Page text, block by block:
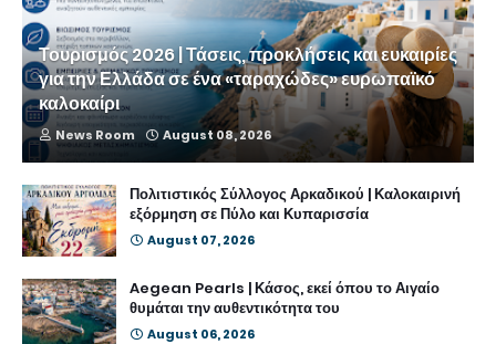
Τουρισμός 2026 | Τάσεις, προκλήσεις και ευκαιρίες
για την Ελλάδα σε ένα «ταραχώδες» ευρωπαϊκό
καλοκαίρι
News Room August 08, 2026
Πολιτιστικός Σύλλογος Αρκαδικού | Καλοκαιρινή
εξόρμηση σε Πύλο και Κυπαρισσία
August 07, 2026
Aegean Pearls | Κάσος, εκεί όπου το Αιγαίο
θυμάται την αυθεντικότητα του
August 06, 2026